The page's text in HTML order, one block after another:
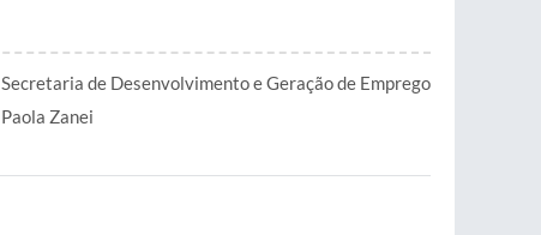
Secretaria de Desenvolvimento e Geração de Emprego
Paola Zanei